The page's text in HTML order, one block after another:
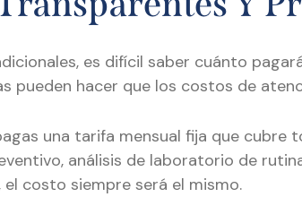
es difícil saber cuánto
pueden hacer que los costos de
una tarifa mensual fija que
análisis de laboratorio de
el costo siempre será el mismo.